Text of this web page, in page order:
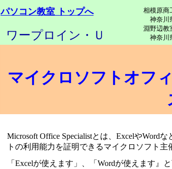
パソコン教室 トップへ
ワープロイン・Ｕ
相模原商
神奈川
淵野
神奈川
マイクロソフト オフ
Microsoft Office Specialistとは、ExcelやWord
トの利用能力を証明できるマイクロソフト主
「Excelが使えます」、「Wordが使えます』